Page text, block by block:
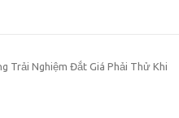
Trải Nghiệm Đắt Giá Phải Thử Khi